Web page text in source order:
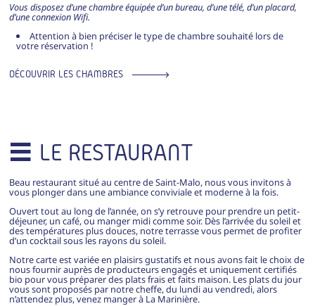
Vous disposez d’une chambre équipée d’un bureau, d’une télé, d’un placard,
d’une connexion Wifi.
Attention à bien préciser le type de chambre souhaité lors de
votre réservation !
DÉCOUVRIR LES CHAMBRES
LE RESTAURANT
Beau restaurant situé au centre de Saint-Malo, nous vous invitons à
vous plonger dans une ambiance conviviale et moderne à la fois.
Ouvert tout au long de l’année, on s’y retrouve pour prendre un petit-
déjeuner, un café, ou manger midi comme soir. Dès l’arrivée du soleil et
des températures plus douces, notre terrasse vous permet de profiter
d’un cocktail sous les rayons du soleil.
Notre carte est variée en plaisirs gustatifs et nous avons fait le choix de
nous fournir auprès de producteurs engagés et uniquement certifiés
bio pour vous préparer des plats frais et faits maison. Les plats du jour
vous sont proposés par notre cheffe, du lundi au vendredi, alors
n’attendez plus, venez manger à La Marinière.